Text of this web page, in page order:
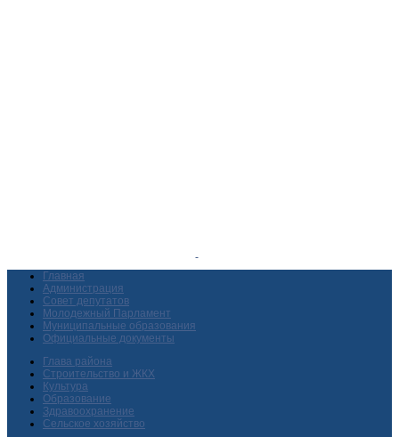
Главная
Администрация
Совет депутатов
Молодежный Парламент
Муниципальные образования
Официальные документы
Глава района
Строительство и ЖКХ
Культура
Образование
Здравоохранение
Сельское хозяйство